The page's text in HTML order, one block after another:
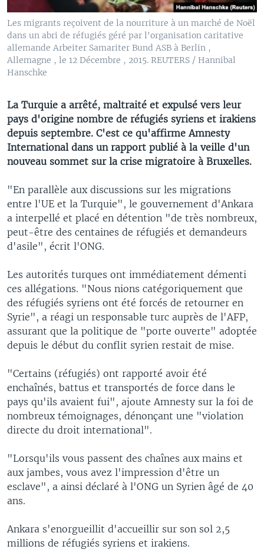
Les migrants reçoivent de la nourriture à un marché de Noël
dans un abri de réfugiés géré par l'organisation caritative
allemande Arbeiter Samariter Bund ASB à Berlin ,
Allemagne , le 12 Décembre , 2015. REUTERS / Hannibal
Hanschke
La Turquie a arrêté, maltraité et expulsé vers leur
pays d'origine nombre de réfugiés syriens et irakiens
depuis septembre. C'est ce qu'affirme Amnesty
International dans un rapport publié à la veille d'un
nouveau sommet sur la crise migratoire à Bruxelles.
"En parallèle aux discussions sur les migrations
entre l'UE et la Turquie", le gouvernement d'Ankara
a interpellé et placé en détention "de très nombreux,
peut-être des centaines de réfugiés et demandeurs
d'asile", écrit l'ONG.
Les autorités turques ont immédiatement démenti
ces allégations. "Nous nions catégoriquement que
des réfugiés syriens ont été forcés de retourner en
Syrie", a réagi un responsable turc auprès de l'AFP,
assurant que la politique de "porte ouverte" adoptée
depuis le début du conflit syrien restait de mise.
"Certains (réfugiés) ont rapporté avoir été
enchaînés, battus et transportés de force dans le
pays qu'ils avaient fui", ajoute Amnesty sur la foi de
nombreux témoignages, dénonçant une "violation
directe du droit international".
"Lorsqu'ils vous passent des chaînes aux mains et
aux jambes, vous avez l'impression d'être un
esclave", a ainsi déclaré à l'ONG un Syrien âgé de 40
ans.
Ankara s'enorgueillit d'accueillir sur son sol 2,5
millions de réfugiés syriens et irakiens.